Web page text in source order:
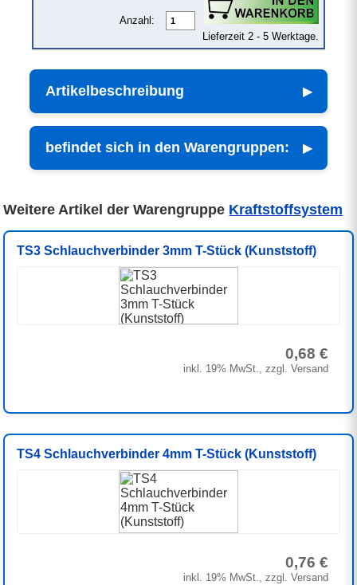
Anzahl:
Lieferzeit 2 - 5 Werktage.
Artikelbeschreibung
befindet sich in den Warengruppen:
Weitere Artikel der Warengruppe Kraftstoffsystem
TS3 Schlauchverbinder 3mm T-Stück (Kunststoff)
0,68 €
inkl. 19% MwSt., zzgl. Versand
TS4 Schlauchverbinder 4mm T-Stück (Kunststoff)
0,76 €
inkl. 19% MwSt., zzgl. Versand